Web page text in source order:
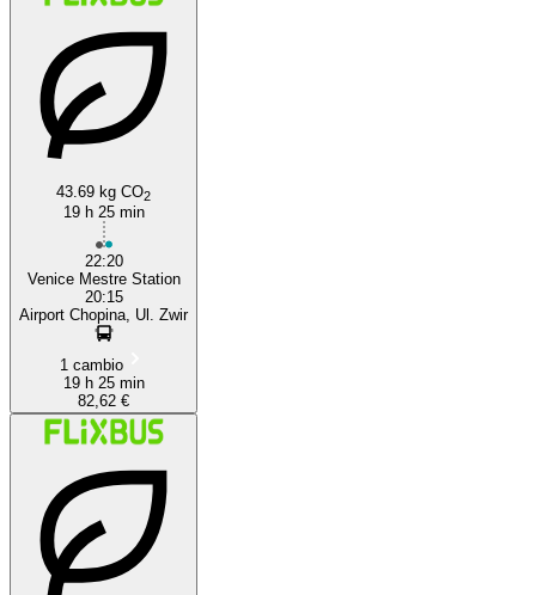
43.69 kg CO2
19 h 25 min
22:20
Venice Mestre Station
20:15
Airport Chopina, Ul. Zwir
1 cambio
19 h 25 min
82,62 €